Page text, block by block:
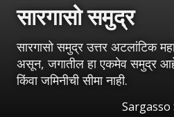
सारगासो समुद्र
सारगासो समुद्र उत्तर अटलांटिक
असून, जगातील हा एकमेव समुद्र आहे
किंवा जमिनीची सीमा नाही.